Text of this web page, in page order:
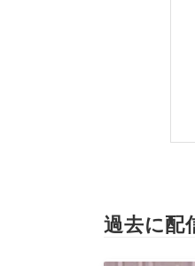
過去に配